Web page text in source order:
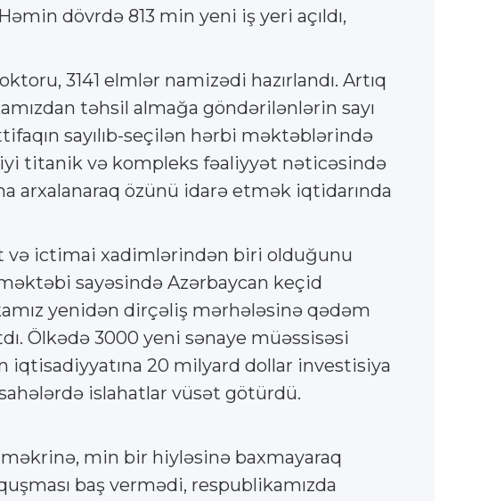
dövrdə 813 min yeni iş yeri açıldı,
3141 elmlər namizədi hazırlandı. Artıq
təhsil almağa göndərilənlərin sayı
sayılıb-seçilən hərbi məktəblərində
titanik və kompleks fəaliyyət nəticəsində
arxalanaraq özünü idarə etmək iqtidarında
və ictimai xadimlərindən biri olduğunu
sayəsində Azərbaycan keçid
yenidən dirçəliş mərhələsinə qədəm
Ölkədə 3000 yeni sənaye müəssisəsi
iqtisadiyyatına 20 milyard dollar investisiya
islahatlar vüsət götürdü.
min bir hiyləsinə baxmayaraq
baş vermədi, respublikamızda